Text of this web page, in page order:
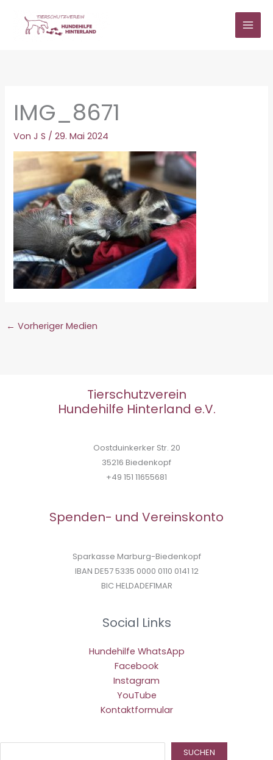
springen
IMG_8671
VonJ S /29. Mai 2024
← Vorheriger Medien
Tierschutzverein
Hundehilfe Hinterland e.V.
Oostduinkerker Str. 20
35216 Biedenkopf
+49 151 11655681
Spenden- und Vereinskonto
Sparkasse Marburg-Biedenkopf
IBAN DE57 5335 0000 0110 0141 12
BIC HELDADEF1MAR
Social Links
Hundehilfe WhatsApp
Facebook
Instagram
YouTube
Kontaktformular
SUCHEN